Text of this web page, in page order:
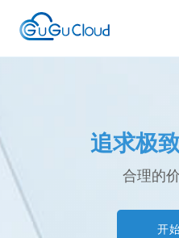
追求极
合理的
开